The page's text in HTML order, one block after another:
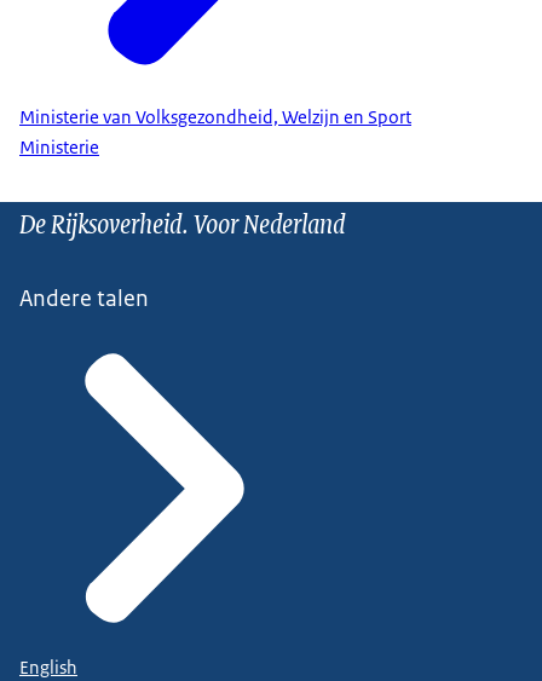
Ministerie van Volksgezondheid, Welzijn en Sport
Ministerie
De Rijksoverheid. Voor Nederland
Andere talen
English